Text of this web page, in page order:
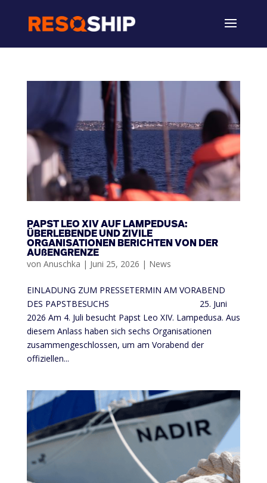
PAPST LEO XIV AUF LAMPEDUSA:
ÜBERLEBENDE UND ZIVILE
ORGANISATIONEN BERICHTEN VON DER
AUßENGRENZE
von Anuschka | Juni 25, 2026 | News
EINLADUNG ZUM PRESSETERMIN AM VORABEND
DES PAPSTBESUCHS 25. Juni
2026 Am 4. Juli besucht Papst Leo XIV. Lampedusa. Aus
diesem Anlass haben sich sechs Organisationen
zusammengeschlossen, um am Vorabend der
offiziellen...